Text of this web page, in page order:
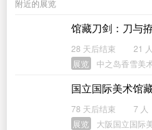
附近的展览
馆藏刀剑：刀与
28 天后结束 21 人
展览
中之岛香雪美
国立国际美术馆
78 天后结束 7 人
展览
大阪国立国际